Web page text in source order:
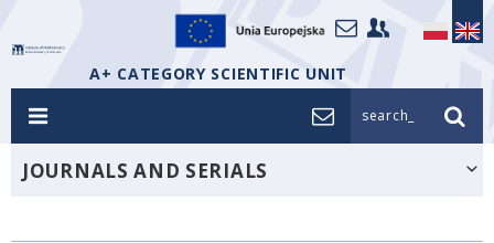
A+ CATEGORY SCIENTIFIC UNIT
search_
JOURNALS AND SERIALS